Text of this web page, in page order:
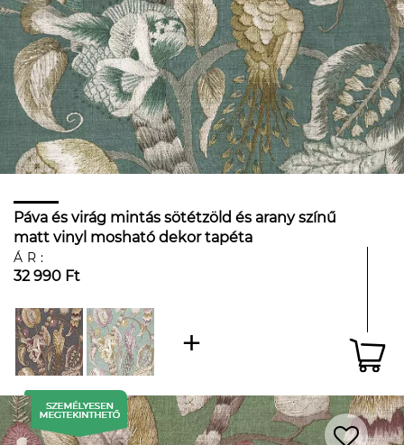
Páva és virág mintás sötétzöld és arany színű
matt vinyl mosható dekor tapéta
ÁR:
32 990 Ft